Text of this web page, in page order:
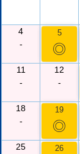
4
-
5
◎
11
-
12
-
18
-
19
◎
25
26